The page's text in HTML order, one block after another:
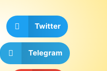
Twitter
Telegram